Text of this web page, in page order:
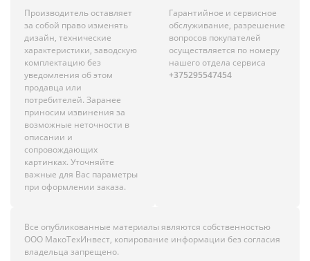
Производитель оставляет
за собой право изменять
дизайн, технические
характеристики, заводскую
комплектацию без
уведомления об этом
продавца или
потребителей. Заранее
приносим извинения за
возможные неточности в
описании и
сопровождающих
картинках. Уточняйте
важные для Вас параметры
при оформлении заказа.
Гарантийное и сервисное
обслуживание, разрешение
вопросов покупателей
осуществляется по номеру
нашего отдела сервиса
+375295547454
Все опубликованные материалы являются собственностью
ООО МакоТехИнвест, копирование информации без согласия
владельца запрещено.